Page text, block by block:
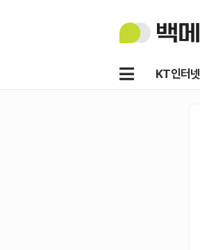
백
KT인터넷
메